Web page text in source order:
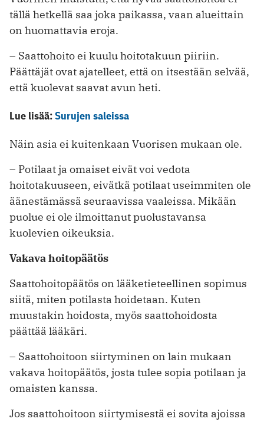
tällä hetkellä saa joka paikassa, vaan alueittain
on huomattavia eroja.
– Saattohoito ei kuulu hoitotakuun piiriin.
Päättäjät ovat ajatelleet, että on itsestään selvää,
että kuolevat saavat avun heti.
Lue lisää:Surujen saleissa
Näin asia ei kuitenkaan Vuorisen mukaan ole.
– Potilaat ja omaiset eivät voi vedota
hoitotakuuseen, eivätkä potilaat useimmiten ole
äänestämässä seuraavissa vaaleissa. Mikään
puolue ei ole ilmoittanut puolustavansa
kuolevien oikeuksia.
Vakava hoitopäätös
Saattohoitopäätös on lääketieteellinen sopimus
siitä, miten potilasta hoidetaan. Kuten
muustakin hoidosta, myös saattohoidosta
päättää lääkäri.
– Saattohoitoon siirtyminen on lain mukaan
vakava hoitopäätös, josta tulee sopia potilaan ja
omaisten kanssa.
Jos saattohoitoon siirtymisestä ei sovita ajoissa